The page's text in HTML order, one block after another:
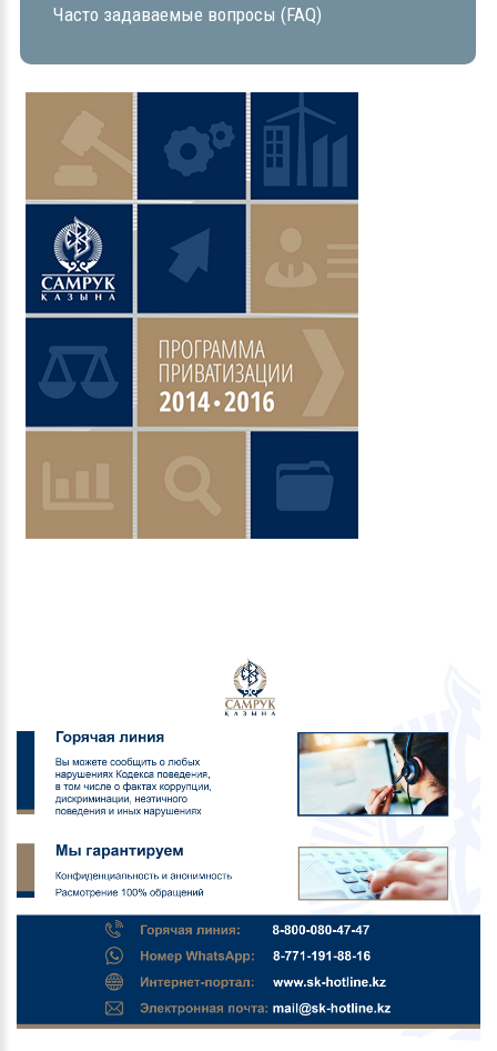
Часто задаваемые вопросы (FAQ)